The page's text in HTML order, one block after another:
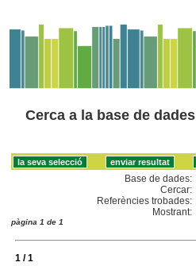
Cerca a la base de dades
Base de dades:
Cercar:
Referències trobades:
Mostrant:
pàgina 1 de 1
1 / 1